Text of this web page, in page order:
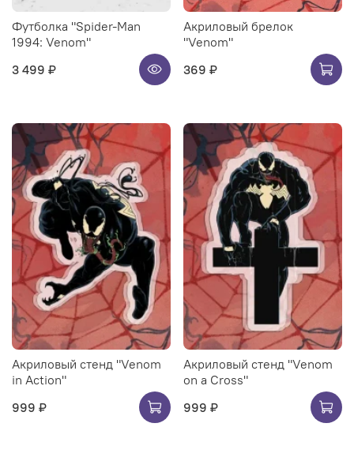
Футболка "Spider-Man
1994: Venom"
3 499 ₽
Акриловый брелок
"Venom"
369 ₽
Акриловый стенд "Venom
in Action"
999 ₽
Акриловый стенд "Venom
on a Cross"
999 ₽